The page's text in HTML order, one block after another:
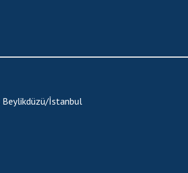
Beylikdüzü/İstanbul